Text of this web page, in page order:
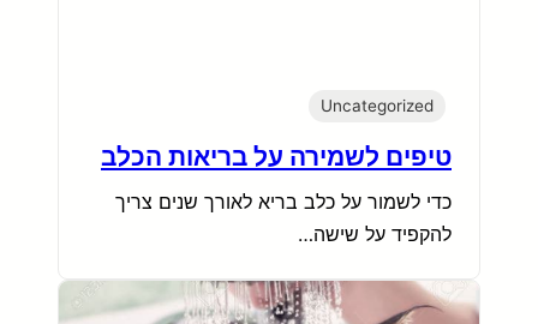
Uncategorized
טיפים לשמירה על בריאות הכלב
כדי לשמור על כלב בריא לאורך שנים צריך
להקפיד על שישה…